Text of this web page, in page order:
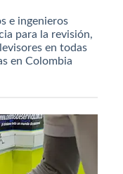
e ingenieros
para la revisión,
en todas
en Colombia